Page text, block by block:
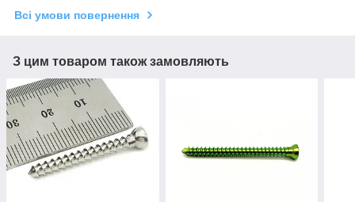
Всі умови повернення
З цим товаром також замовляють